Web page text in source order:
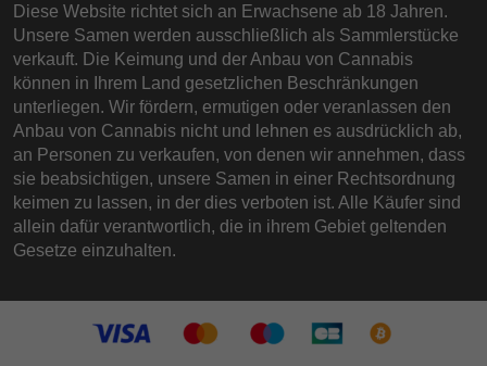
Diese Website richtet sich an Erwachsene ab 18 Jahren.
Unsere Samen werden ausschließlich als Sammlerstücke
verkauft. Die Keimung und der Anbau von Cannabis
können in Ihrem Land gesetzlichen Beschränkungen
unterliegen. Wir fördern, ermutigen oder veranlassen den
Anbau von Cannabis nicht und lehnen es ausdrücklich ab,
an Personen zu verkaufen, von denen wir annehmen, dass
sie beabsichtigen, unsere Samen in einer Rechtsordnung
keimen zu lassen, in der dies verboten ist. Alle Käufer sind
allein dafür verantwortlich, die in ihrem Gebiet geltenden
Gesetze einzuhalten.